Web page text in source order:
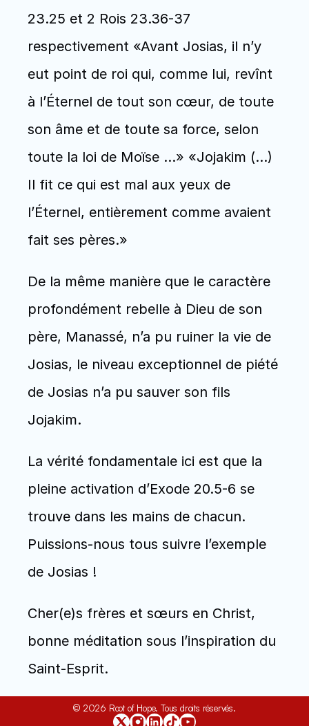
23.25 et 2 Rois 23.36-37
respectivement «Avant Josias, il n’y
eut point de roi qui, comme lui, revînt
à l’Éternel de tout son cœur, de toute
son âme et de toute sa force, selon
toute la loi de Moïse …» «Jojakim (…)
Il fit ce qui est mal aux yeux de
l’Éternel, entièrement comme avaient
fait ses pères.»
De la même manière que le caractère
profondément rebelle à Dieu de son
père, Manassé, n’a pu ruiner la vie de
Josias, le niveau exceptionnel de piété
de Josias n’a pu sauver son fils
Jojakim.
La vérité fondamentale ici est que la
pleine activation d’Exode 20.5-6 se
trouve dans les mains de chacun.
Puissions-nous tous suivre l’exemple
de Josias !
Cher(e)s frères et sœurs en Christ,
bonne méditation sous l’inspiration du
Saint-Esprit.
© 2026 Root of Hope. Tous droits réservés.